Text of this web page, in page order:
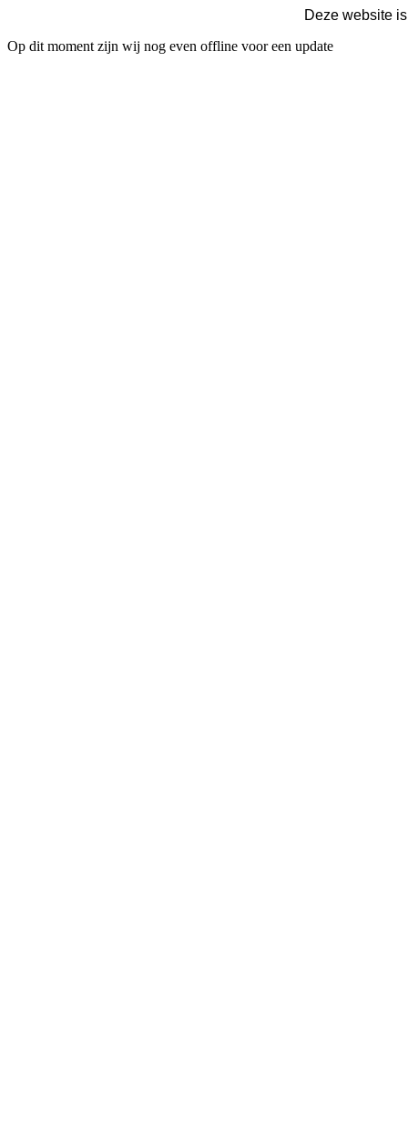
Deze website
Op dit moment zijn wij nog even offline voor een update